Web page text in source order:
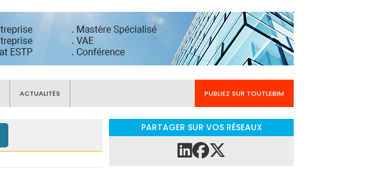
ACTUALITÉS PUBLIEZ SUR TOUTLEBIM
PARTAGER SUR VOS RÉSEAUX